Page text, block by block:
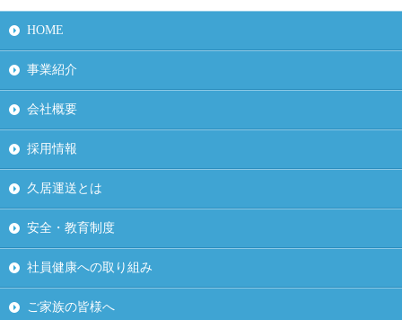
HOME
事業紹介
会社概要
採用情報
久居運送とは
安全・教育制度
社員健康への取り組み
ご家族の皆様へ